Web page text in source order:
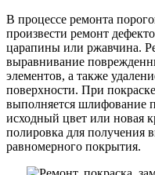
В процессе ремонта
произвести ремонт
царапины или ржавчина.
выравнивание
элементов, а также
поверхности. При
выполняется шлифование
исходный цвет или новая
полировка для получения
равномерного покрытия.